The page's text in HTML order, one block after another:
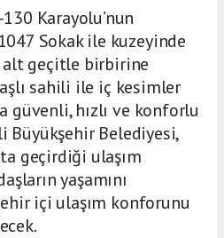
Karayolu’nun
Sokak ile kuzeyinde
alt geçitle birbirine
sahili ile iç kesimler
güvenli, hızlı ve konforlu
Büyükşehir Belediyesi,
geçirdiği ulaşım
yaşamını
içi ulaşım konforunu